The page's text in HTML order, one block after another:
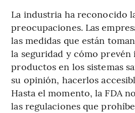
La industria ha reconocido
preocupaciones. Las
las medidas que están
la seguridad y cómo prevén
productos en los sistemas
su opinión, hacerlos
Hasta el momento, la FDA
las regulaciones que